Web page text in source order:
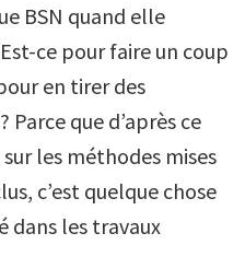
BSN quand elle
ce pour faire un coup
en tirer des
Parce que d’après ce
les méthodes mises
c’est quelque chose
dans les travaux